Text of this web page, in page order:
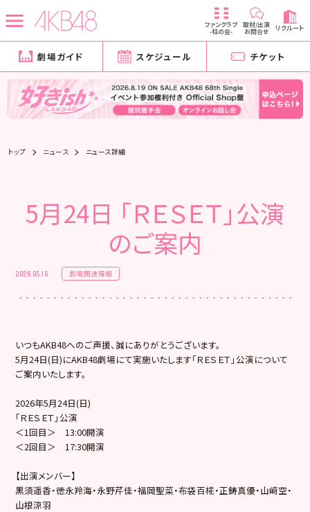
ファンクラブ
-柱の会-
取材/出演
お問合せ リクルート
劇場ガイド スケジュール チケット
トップ ニュース ニュース詳細
5月24日 「ＲＥＳＥＴ」公演
のご案内
2026.05.16 劇場関連情報
いつもAKB48へのご声援、誠にありがとうございます。
5月24日(日)にAKB48劇場にて実施いたします「ＲＥＳＥＴ」公演について
ご案内いたします。
2026年5月24日(日)
「ＲＥＳＥＴ」公演
＜1回目＞ 13:00開演
＜2回目＞ 17:30開演
【出演メンバー】
黒須遥香・徳永羚海・永野芹佳・福岡聖菜・布袋百椛・正鋳真優・山﨑空・
山根涼羽